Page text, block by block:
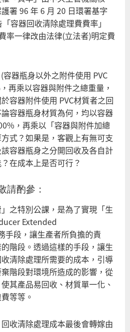
署 96 年 6 月 20 日環署基字
容器回收清除處理費費率」
率一律改由法律(立法者)明定費
器瓶身以外之附件使用 PVC
再乘以容器與附件之總重量，
容器附件使用 PVC材質者之回
容器瓶身材質為何，均以容器
，再乘以「容器與附件加總
式？如果是，客觀上有無可支
容器瓶身之分開回收及各自計
在成本上是否可行？
請酌參：
之特別公課，是為了實現「生
Extended
手段，讓生產者所負擔的責
階段。透過這樣的手段，讓生
清除處理所需要的成本，引導
階段對環境所造成的影響，從
其產品易回收、材質單一化、
等等。
收清除處理成本最後會轉嫁由